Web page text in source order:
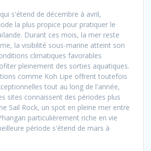
s'étend de décembre à avril,
la plus propice pour pratiquer le
Durant ces mois, la mer reste
la visibilité sous-marine atteint son
climatiques favorables
pleinement des sorties aquatiques.
comme Koh Lipe offrent toutefois
tout au long de l'année,
sites connaissent des périodes plus
Sail Rock, un spot en pleine mer entre
particulièrement riche en vie
période s'étend de mars à